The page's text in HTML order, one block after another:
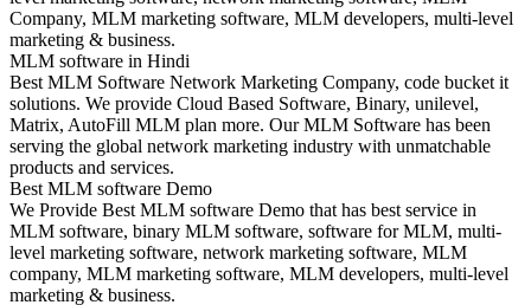
Company, MLM marketing software, MLM developers, multi-level
marketing & business.
MLM software in Hindi
Best MLM Software Network Marketing Company, code bucket it
solutions. We provide Cloud Based Software, Binary, unilevel,
Matrix, AutoFill MLM plan more. Our MLM Software has been
serving the global network marketing industry with unmatchable
products and services.
Best MLM software Demo
We Provide Best MLM software Demo that has best service in
MLM software, binary MLM software, software for MLM, multi-
level marketing software, network marketing software, MLM
company, MLM marketing software, MLM developers, multi-level
marketing & business.